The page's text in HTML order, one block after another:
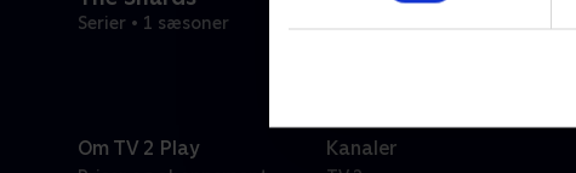
Serier • 1 sæsoner
Om TV 2 Play Kanaler